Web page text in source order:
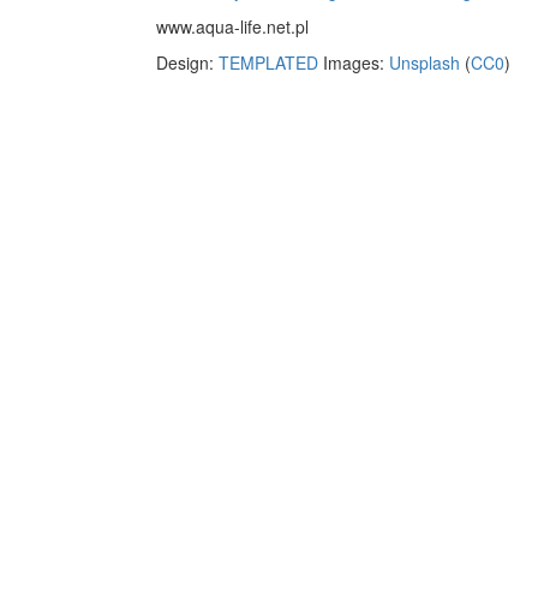
www.aqua-life.net.pl
Design: TEMPLATED Images: Unsplash (CC0)